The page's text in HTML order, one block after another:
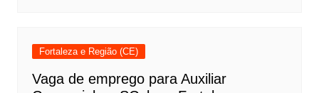
Fortaleza e Região (CE)
Vaga de emprego para Auxiliar